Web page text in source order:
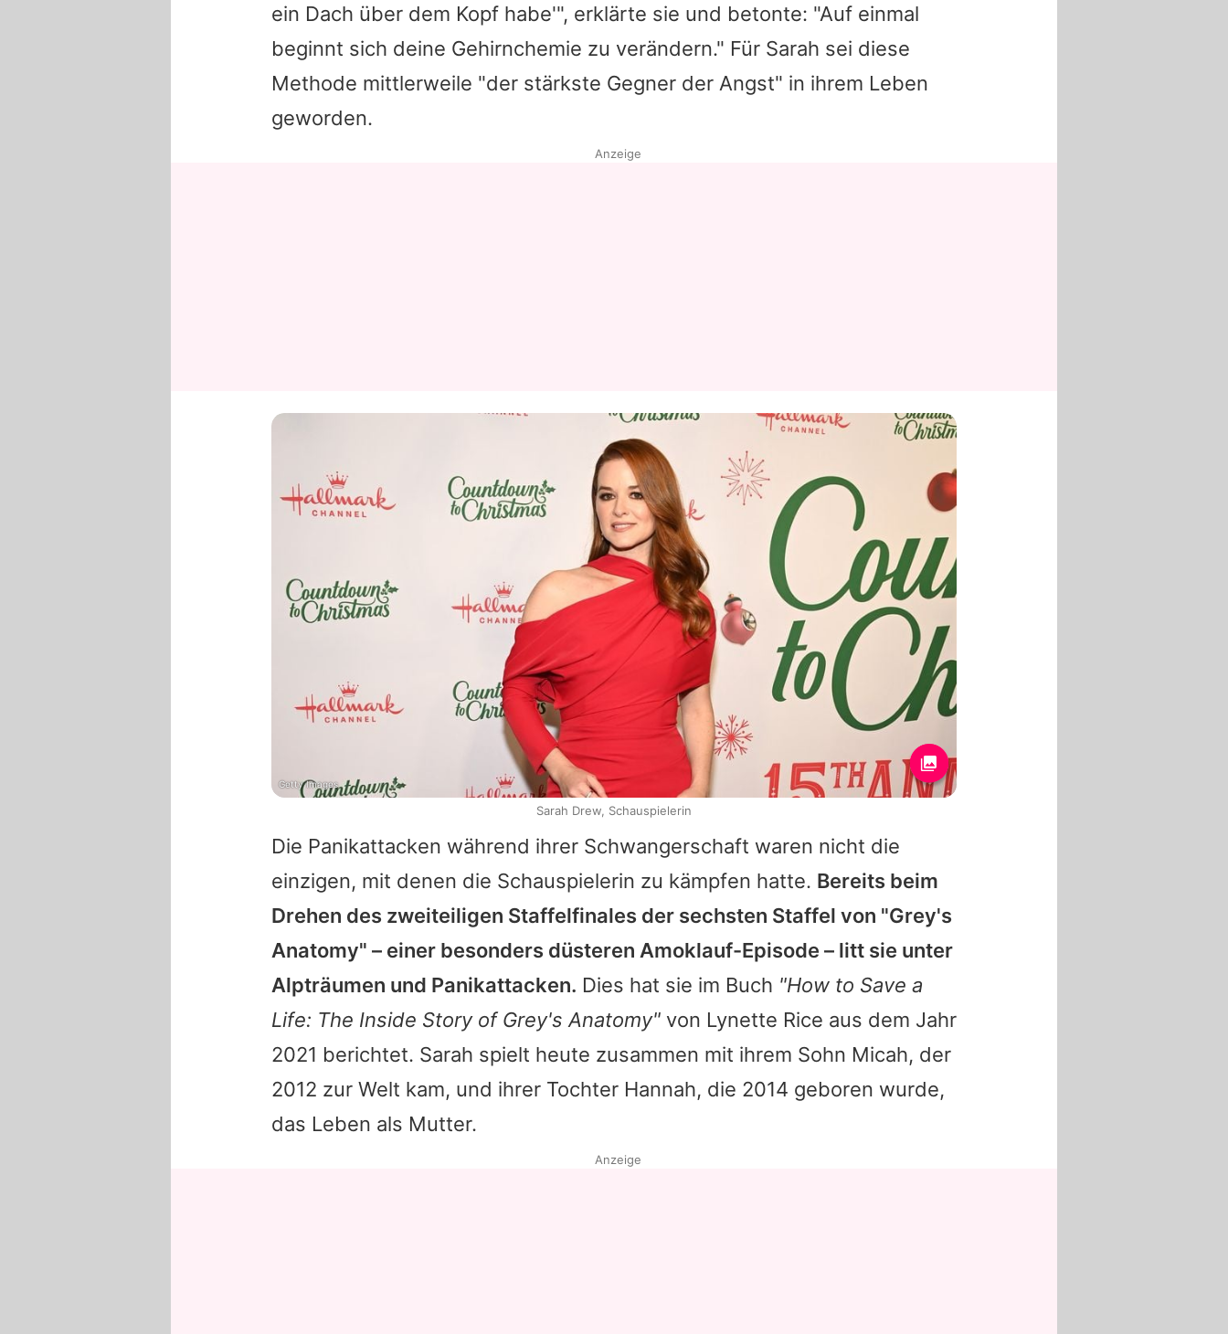
ein Dach über dem Kopf habe'", erklärte sie und betonte: "Auf einmal
beginnt sich deine Gehirnchemie zu verändern." Für Sarah sei diese
Methode mittlerweile "der stärkste Gegner der Angst" in ihrem Leben
geworden.
Die Panikattacken während ihrer Schwangerschaft waren nicht die
einzigen, mit denen die Schauspielerin zu kämpfen hatte. Bereits beim
Drehen des zweiteiligen Staffelfinales der sechsten Staffel von "Grey's
Anatomy" – einer besonders düsteren Amoklauf-Episode – litt sie unter
Alpträumen und Panikattacken. Dies hat sie im Buch "How to Save a
Life: The Inside Story ofGrey's Anatomy" von Lynette Rice aus dem Jahr
2021 berichtet. Sarah spielt heute zusammen mit ihrem Sohn Micah, der
2012 zur Welt kam, und ihrer Tochter Hannah, die 2014 geboren wurde,
das Leben als Mutter.
Anzeige
Getty Images
Sarah Drew, Schauspielerin
Anzeige